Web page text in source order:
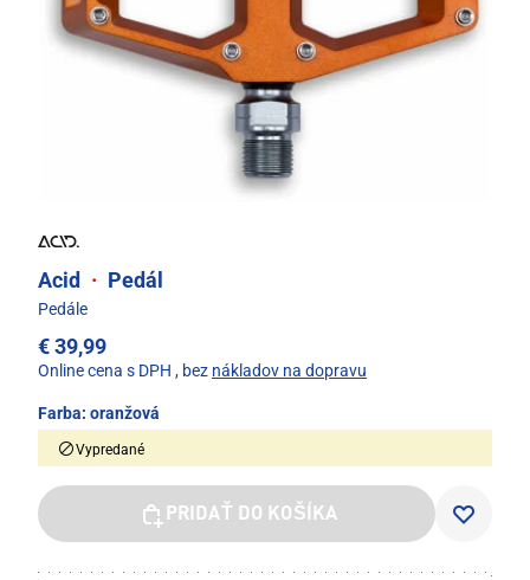
Acid · Pedál
Pedále
€ 39,99
Online cena s DPH , bez nákladov na dopravu
Farba: oranžová
Vypredané
PRIDAŤ DO KOŠÍKA